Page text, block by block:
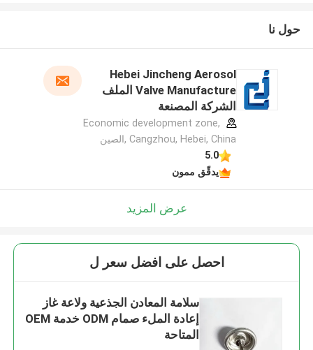
حول نا
Hebei Jincheng Aerosol
Valve Manufacture الملف
الشركة المصنعة
Economic development zone,
Cangzhou, Hebei, China ,الصين
5.0
يدقّق ممون
عرض المزيد
احصل على افضل سعر ل
سلامة المعادن الجذعية ولاعة غاز
إعادة الملء صمام ODM خدمة OEM
المتاحة